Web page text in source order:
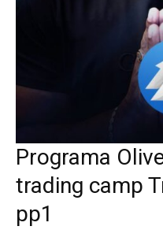
Programa
trading camp
pp1